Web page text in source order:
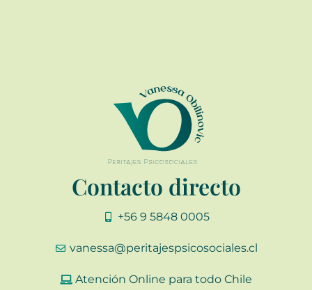
Contacto directo
+56 9 5848 0005
vanessa@peritajespsicosociales.cl
Atención Online para todo Chile